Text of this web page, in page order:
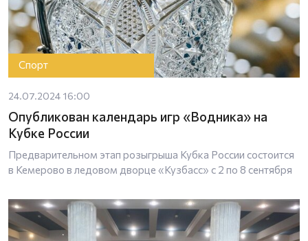
Спорт
24.07.2024 16:00
Опубликован календарь игр «Водника» на
Кубке России
Предварительном этап розыгрыша Кубка России состоится
в Кемерово в ледовом дворце «Кузбасс» с 2 по 8 сентября